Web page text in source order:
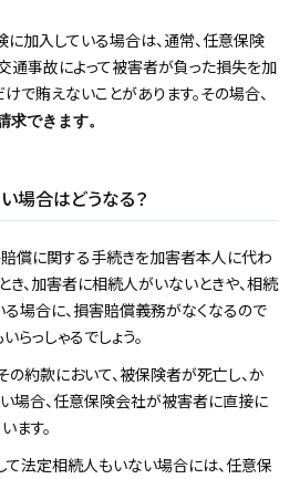
加入している場合は、通常、任意保険
通事故によって被害者が負った損失を加
で賄えないことがあります。その場合、
求できます。
場合はどうなる？
償に関する手続きを加害者本人に代わ
き、加害者に相続人がいないときや、相続
場合に、損害賠償義務がなくなるので
っしゃるでしょう。
の約款において、被保険者が死亡し、か
場合、任意保険会社が被害者に直接に
ます。
て法定相続人もいない場合には、任意保